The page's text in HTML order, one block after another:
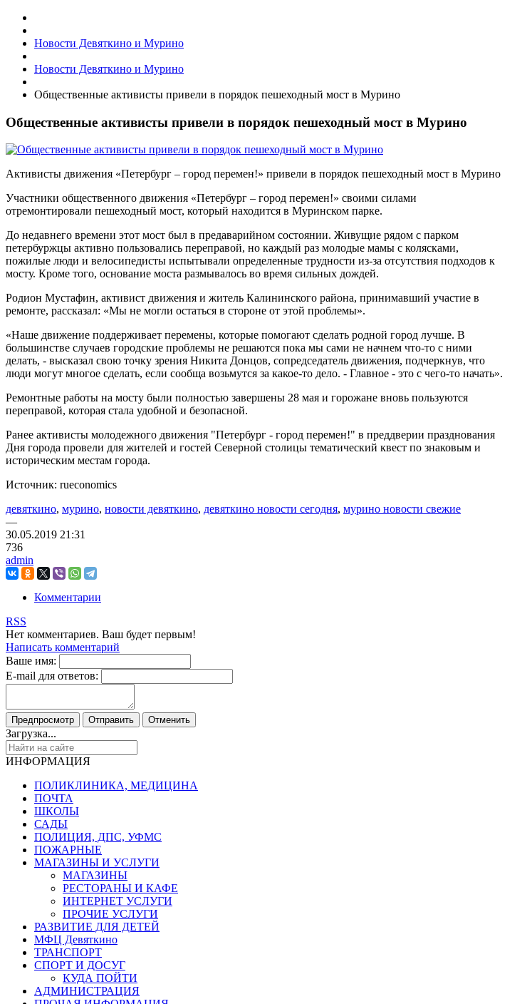
Новости Девяткино и Мурино
Новости Девяткино и Мурино
Общественные активисты привели в порядок пешеходный мост в Мурино
Общественные активисты привели в порядок пешеходный мост в Мурино
Активисты движения «Петербург – город перемен!» привели в порядок пешеходный мост в Мурино
Участники общественного движения «Петербург – город перемен!» своими силами
отремонтировали пешеходный мост, который находится в Муринском парке.
До недавнего времени этот мост был в предаварийном состоянии. Живущие рядом с парком
петербуржцы активно пользовались переправой, но каждый раз молодые мамы с колясками,
пожилые люди и велосипедисты испытывали определенные трудности из-за отсутствия подходов к
мосту. Кроме того, основание моста размывалось во время сильных дождей.
Родион Мустафин, активист движения и житель Калининского района, принимавший участие в
ремонте, рассказал: «Мы не могли остаться в стороне от этой проблемы».
«Наше движение поддерживает перемены, которые помогают сделать родной город лучше. В
большинстве случаев городские проблемы не решаются пока мы сами не начнем что-то с ними
делать, - высказал свою точку зрения Никита Донцов, сопредседатель движения, подчеркнув, что
люди могут многое сделать, если сообща возьмутся за какое-то дело. - Главное - это с чего-то начать».
Ремонтные работы на мосту были полностью завершены 28 мая и горожане вновь пользуются
переправой, которая стала удобной и безопасной.
Ранее активисты молодежного движения "Петербург - город перемен!" в преддверии празднования
Дня города провели для жителей и гостей Северной столицы тематический квест по знаковым и
историческим местам города.
Источник: rueconomics
девяткино, мурино, новости девяткино, девяткино новости сегодня, мурино новости свежие
—
30.05.2019 21:31
736
admin
Комментарии
RSS
Нет комментариев. Ваш будет первым!
Написать комментарий
Ваше имя:
E-mail для ответов:
Загрузка...
ИНФОРМАЦИЯ
ПОЛИКЛИНИКА, МЕДИЦИНА
ПОЧТА
ШКОЛЫ
САДЫ
ПОЛИЦИЯ, ДПС, УФМС
ПОЖАРНЫЕ
МАГАЗИНЫ И УСЛУГИ
МАГАЗИНЫ
РЕСТОРАНЫ И КАФЕ
ИНТЕРНЕТ УСЛУГИ
ПРОЧИЕ УСЛУГИ
РАЗВИТИЕ ДЛЯ ДЕТЕЙ
МФЦ Девяткино
ТРАНСПОРТ
СПОРТ И ДОСУГ
КУДА ПОЙТИ
АДМИНИСТРАЦИЯ